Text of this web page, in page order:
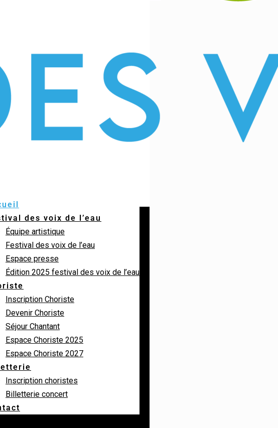
des voix de l’eau
Équipe artistique
Festival des voix de l’eau
Espace presse
Édition 2025 festival des voix de l’eau
Inscription Choriste
Devenir Choriste
Séjour Chantant
Espace Choriste 2025
Espace Choriste 2027
Inscription choristes
Billetterie concert